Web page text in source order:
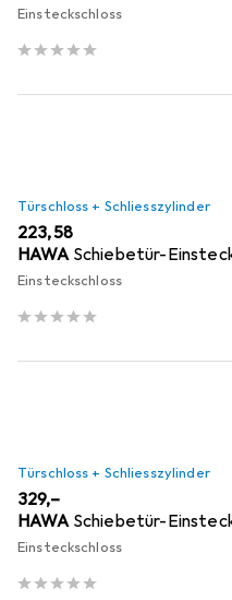
Einsteckschloss
Türschloss + Schliesszylinder
EUR
223,58
HAWA Schiebetür-
Einsteckschloss
Türschloss + Schliesszylinder
EUR
329,–
HAWA Schiebetür-
Einsteckschloss